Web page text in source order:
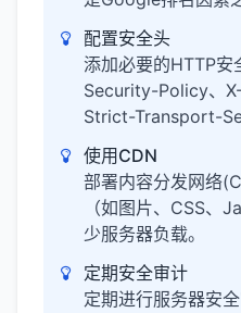
配置安全头
添加必要的HTTP
Security-Policy、
Strict-Transport-
使用CDN
部署内容分发网络
（如图片、CSS、
少服务器负载。
定期安全审计
定期进行服务器安